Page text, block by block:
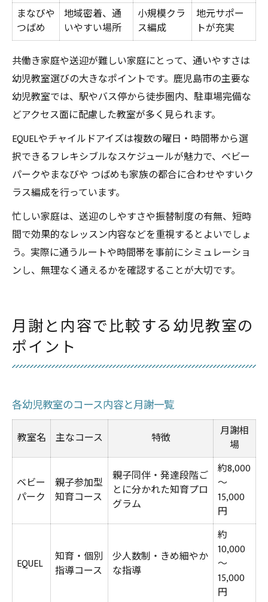
まなびや
つばめ
地域密着、通
いやすい場所
小規模クラ
ス編成
地元サポー
トが充実
共働き家庭や送迎が難しい家庭にとって、通いやすさは
幼児教室選びの大きなポイントです。鹿児島市の主要な
幼児教室では、駅やバス停から徒歩圏内、駐車場完備な
どアクセス面に配慮した教室が多く見られます。
EQUELやチャイルドアイズは複数の曜日・時間帯から選
択できるフレキシブルなスケジュールが魅力で、ベビー
パークやまなびや つばめも家族の都合に合わせやすいク
ラス編成を行っています。
忙しい家庭は、送迎のしやすさや振替制度の有無、短時
間で効果的なレッスン内容などを重視するとよいでしょ
う。実際に通うルートや時間帯を事前にシミュレーショ
ンし、無理なく通えるかを確認することが大切です。
月謝と内容で比較する幼児教室の
ポイント
各幼児教室のコース内容と月謝一覧
教室名 主なコース 特徴
月謝相
場
ベビー
パーク
親子参加型
知育コース
親子同伴・発達段階ご
とに分かれた知育プロ
グラム
約8,000
～
15,000
円
EQUEL
知育・個別
指導コース
少人数制・きめ細やか
な指導
約
10,000
～
15,000
円